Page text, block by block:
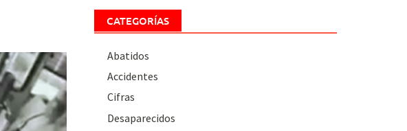
CATEGORÍAS
Abatidos
Accidentes
Cifras
Desaparecidos